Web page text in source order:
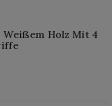
Weißem Holz Mit 4